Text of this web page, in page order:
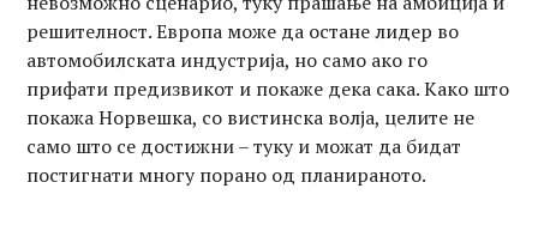
решителност. Европа може да остане лидер во
автомобилската индустрија, но само ако го
прифати предизвикот и покаже дека сака. Како што
покажа Норвешка, со вистинска волја, целите не
само што се достижни – туку и можат да бидат
постигнати многу порано од планираното.